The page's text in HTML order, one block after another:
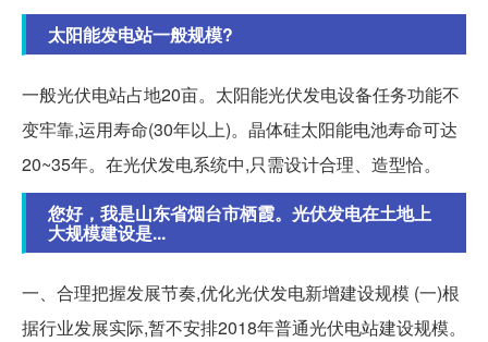
太阳能发电站一般规模?
一般光伏电站占地20亩。太阳能光伏发电设备任务功能不
变牢靠,运用寿命(30年以上)。晶体硅太阳能电池寿命可达
20~35年。在光伏发电系统中,只需设计合理、造型恰。
您好，我是山东省烟台市栖霞。光伏发电在土地上
大规模建设是...
一、合理把握发展节奏,优化光伏发电新增建设规模 (一)根
据行业发展实际,暂不安排2018年普通光伏电站建设规模。